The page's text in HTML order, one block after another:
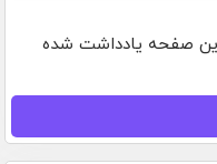
صفحه یادداشت شده